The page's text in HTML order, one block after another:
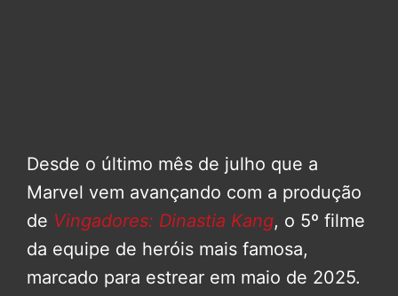
Desde o último mês de julho que a
Marvel vem avançando com a produção
de Vingadores: Dinastia Kang, o 5º filme
da equipe de heróis mais famosa,
marcado para estrear em maio de 2025.